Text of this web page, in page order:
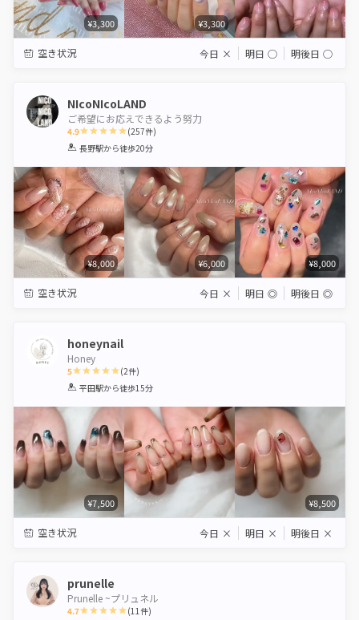
¥3,300 ¥3,300
空き状況 今日 × 明日 ◯ 明後日 ◯
NIcoNIcoLAND
ご希望にお応えできるよう努力
4.9
1 2 3 4 5
(257件)
長野駅から徒歩20分
¥8,000 ¥6,000 ¥8,000
空き状況 今日 × 明日 ◎ 明後日 ◎
honeynail
Honey
5
1 2 3 4 5
(2件)
平田駅から徒歩15分
¥7,500 ¥8,500
空き状況 今日 × 明日 × 明後日 ×
prunelle
Prunelle ~プリュネル
4.7 (11件)